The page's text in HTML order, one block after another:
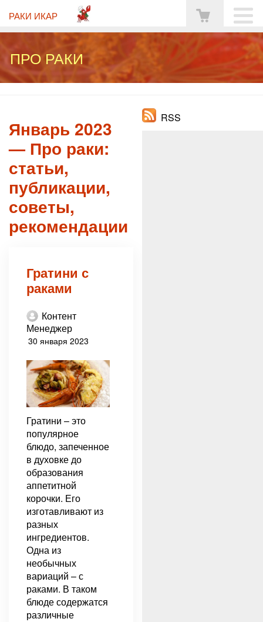
РАКИ ИКАР
ПРО РАКИ
Январь 2023
— Про раки:
статьи,
публикации,
советы,
рекомендации
Гратини с
раками
Контент
Менеджер
30 января 2023
Гратини – это
популярное
блюдо, запеченное
в духовке до
образования
аппетитной
корочки. Его
изготавливают из
разных
ингредиентов.
Одна из
необычных
вариаций – с
раками. В таком
блюде содержатся
различные
RSS